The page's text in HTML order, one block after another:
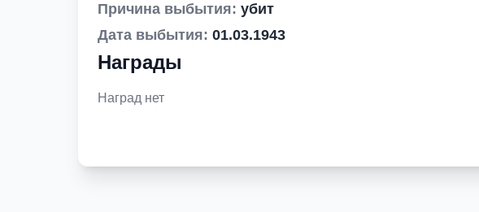
Причина выбытия: убит
Дата выбытия: 01.03.1943
Награды
Наград нет